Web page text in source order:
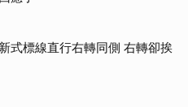
式標線直行右轉同側 右轉卻挨